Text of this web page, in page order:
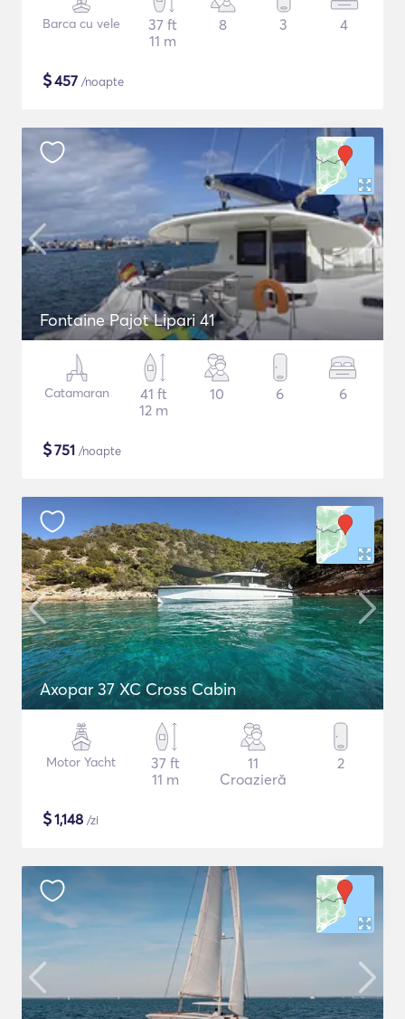
Barca cu vele
37 ft
11 m
8 3 4
$457 /noapte
Fontaine Pajot Lipari 41
Catamaran
41 ft
12 m
10 6 6
$751 /noapte
Axopar 37 XC Cross Cabin
Motor Yacht
37 ft
11 m
11
Croazieră
2
$1,148 /zi